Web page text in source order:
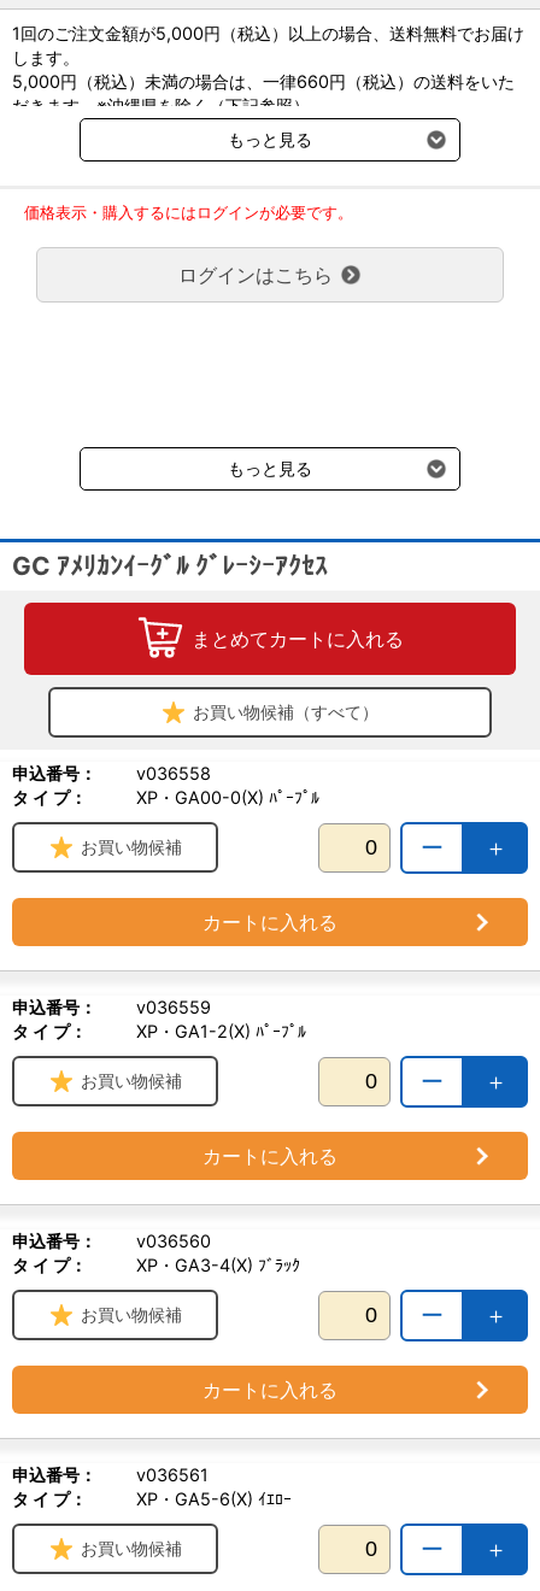
[XPグレーシーアクセス]
●製造販売元：ジーシー
●一般医療機器：13B1X00155000255
1回のご注文金額が5,000円（税込）以上の場合、送料無料でお届け
します。
5,000円（税込）未満の場合は、一律660円（税込）の送料をいた
だきます。※沖縄県を除く（下記参照）
※2017年11月14日（火）より沖縄県へのお届けにつきましては、1
回のご注文金額（税込）が、30,000円以上で配送無料となります。
ご了承のほどよろしくお願い致します。
弊社都合でお届けが２回以上に分かれる場合の送料負担は、１回分
のみで新たな送料は発生しません。
大型商品送料が必要な商品をご注文の場合は、大型商品送料のみご
負担頂きます。
受けます。
もっと見る
価格表示・購入するにはログインが必要です。
ログインはこちら
もっと見る
GC ｱﾒﾘｶﾝｲｰｸﾞﾙ ｸﾞﾚｰｼｰｱｸｾｽ
まとめてカートに入れる
お買い物候補（すべて）
申込番号：
v036558
タ イ プ：
XP・GA00-0(X) ﾊﾟｰﾌﾟﾙ
＋
ー
お買い物候補
カートに入れる
申込番号：
v036559
タ イ プ：
XP・GA1-2(X) ﾊﾟｰﾌﾟﾙ
＋
ー
お買い物候補
カートに入れる
申込番号：
v036560
タ イ プ：
XP・GA3-4(X) ﾌﾞﾗｯｸ
＋
ー
お買い物候補
カートに入れる
申込番号：
v036561
タ イ プ：
XP・GA5-6(X) ｲｴﾛｰ
＋
ー
お買い物候補